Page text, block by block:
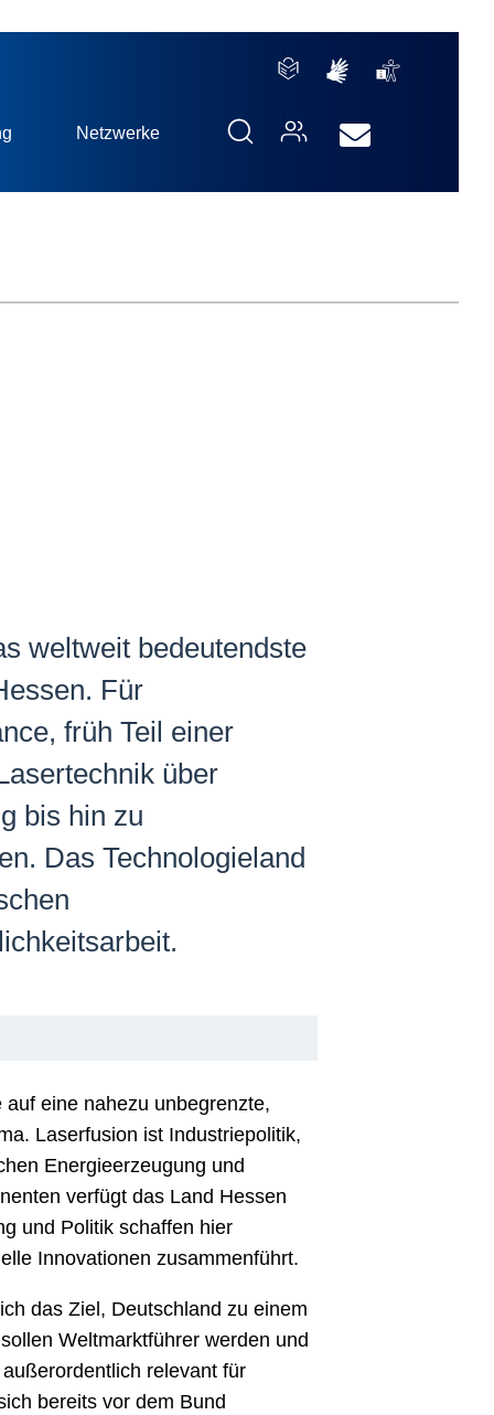
Netzwerke
weltweit bedeutendste
Für
früh Teil einer
über
bis hin zu
Das Technologieland
eine nahezu unbegrenzte,
Laserfusion ist Industriepolitik,
Energieerzeugung und
verfügt das Land Hessen
und Politik schaffen hier
Innovationen zusammenführt.
das Ziel, Deutschland zu einem
Weltmarktführer werden und
relevant für
bereits vor dem Bund